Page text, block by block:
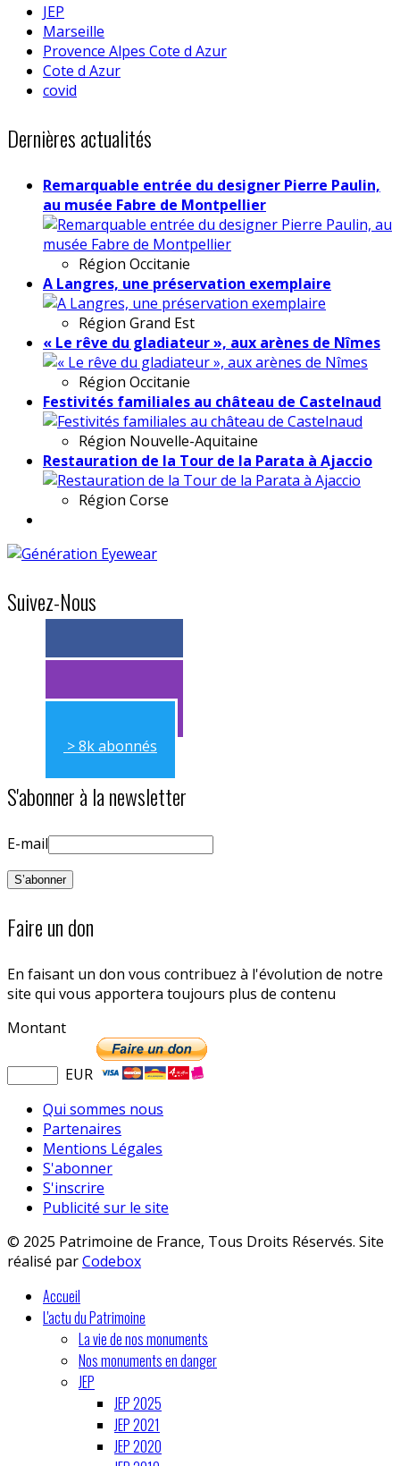
JEP
Marseille
Provence Alpes Cote d Azur
Cote d Azur
covid
Dernières actualités
Remarquable entrée du designer Pierre Paulin,
au musée Fabre de Montpellier
Région Occitanie
A Langres, une préservation exemplaire
Région Grand Est
« Le rêve du gladiateur », aux arènes de Nîmes
Région Occitanie
Festivités familiales au château de Castelnaud
Région Nouvelle-Aquitaine
Restauration de la Tour de la Parata à Ajaccio
Région Corse
Suivez-Nous
> 11k abonnés
> 11k abonnés
> 8k abonnés
S'abonner à la newsletter
E-mail
Faire un don
En faisant un don vous contribuez à l'évolution de notre
site qui vous apportera toujours plus de contenu
Montant
EUR
Qui sommes nous
Partenaires
Mentions Légales
S'abonner
S'inscrire
Publicité sur le site
© 2025 Patrimoine de France, Tous Droits Réservés. Site
réalisé parCodebox
Accueil
L'actu du Patrimoine
La vie de nos monuments
Nos monuments en danger
JEP
JEP 2025
JEP 2021
JEP 2020